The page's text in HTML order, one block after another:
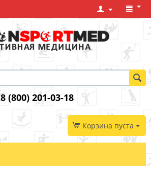
8 (800) 201-03-18
Корзина пуста